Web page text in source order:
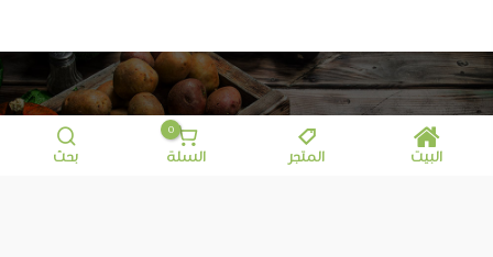
معلومات إضافية
البيت المتجر
0
السلة بحث